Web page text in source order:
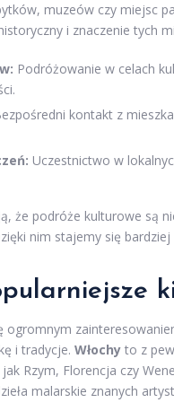
muzeów czy miejsc
i znaczenie tych
Podróżowanie w celach
kontakt z
Uczestnictwo w
że podróże kulturowe są
nim stajemy się
ogromnym
i tradycje. Włochy to z
Rzym, Florencja czy
malarskie znanych